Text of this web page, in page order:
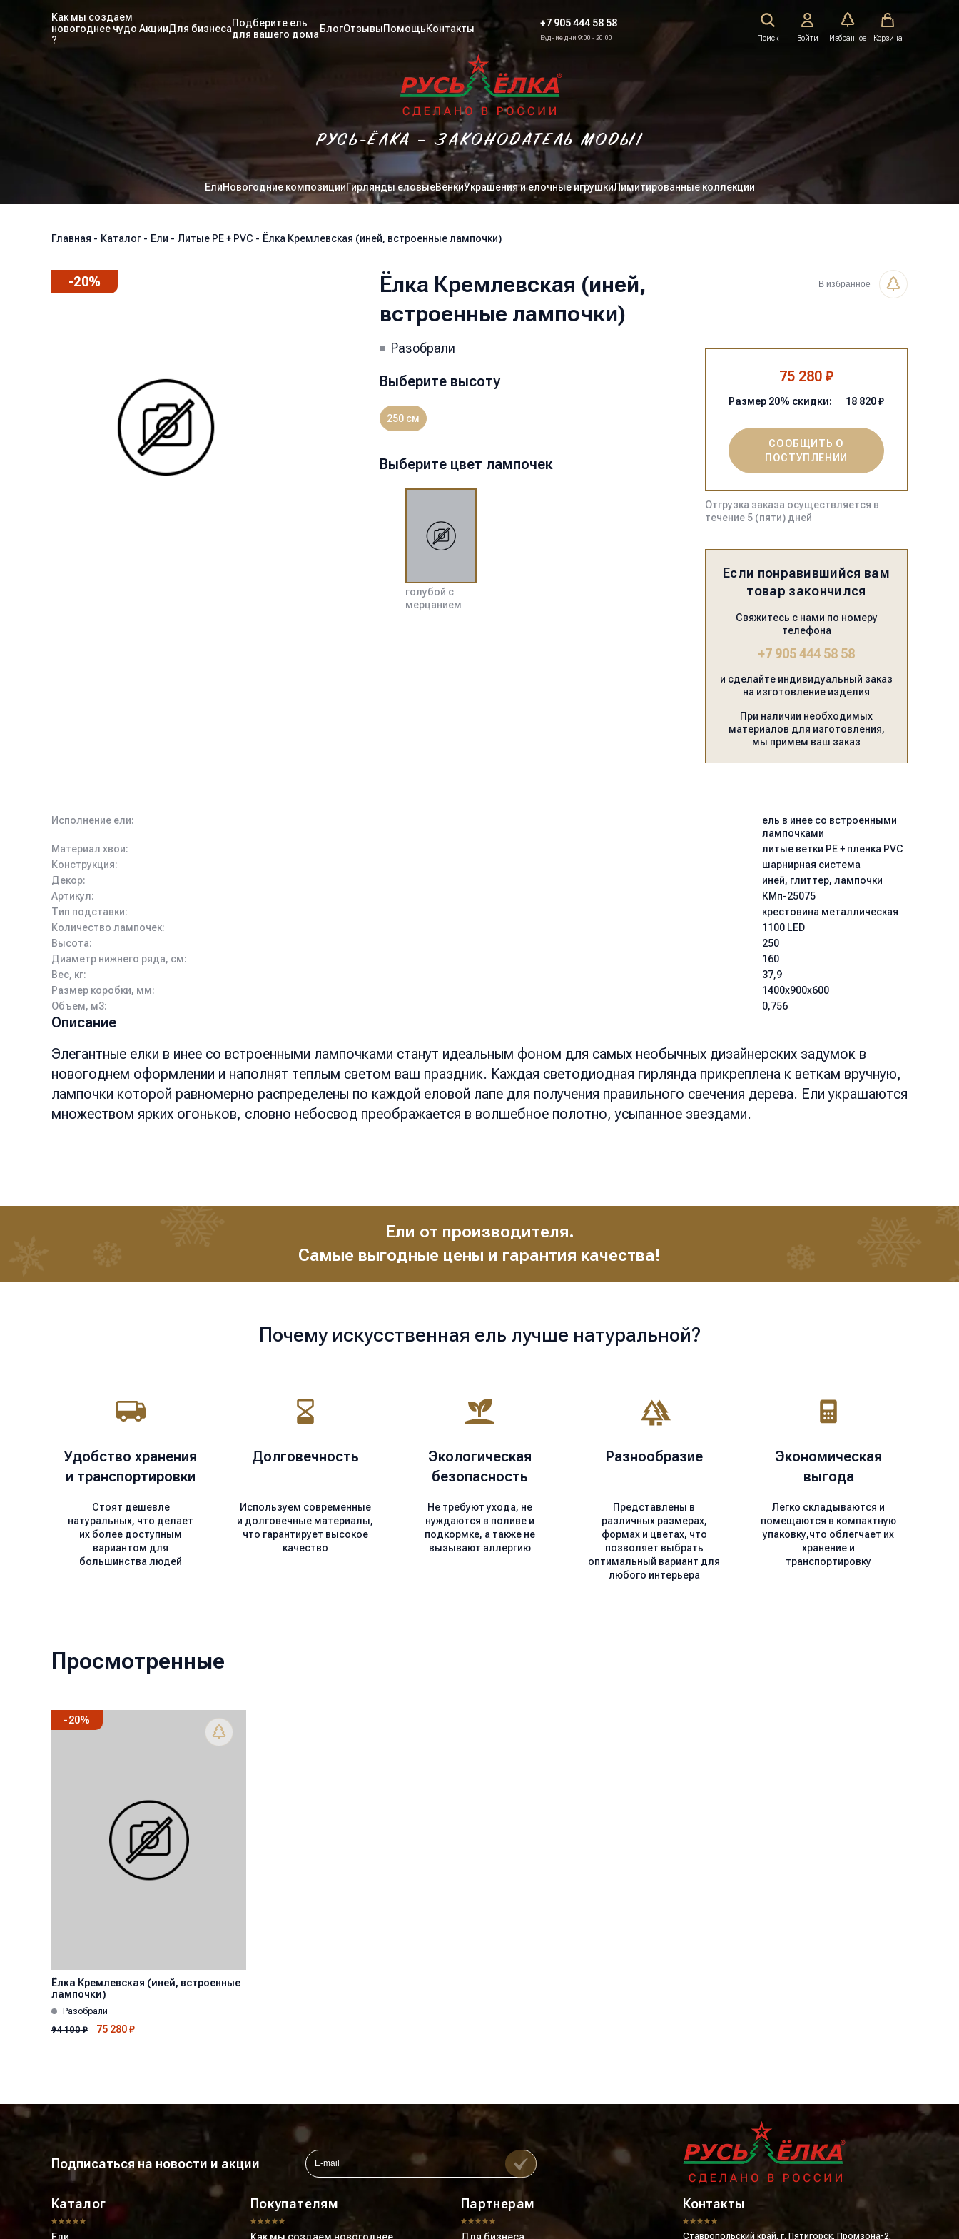
РУСЬ-ЁЛКА – ЗАКОНОДАТЕЛЬ МОДЫ!
Как мы создаем
новогоднее чудо
?
АкцииДля бизнесаПодберите ель
для вашего дома БлогОтзывыПомощьКонтакты +7 905 444 58 58
Будние дни 9:00 - 20:00 Поиск Войти Избранное Корзина
ЕлиНовогодние композицииГирлянды еловыеВенкиУкрашения и елочные игрушкиЛимитированные коллекции
Главная - Каталог - Ели - Литые PE + PVC - Ёлка Кремлевская (иней, встроенные лампочки)
-20%
Ёлка Кремлевская (иней,
встроенные лампочки)
Разобрали
В избранное
Выберите цвет лампочек
голубой с
мерцанием
Выберите высоту
250 см
75 280 ₽
Размер 20% скидки: 18 820₽
СООБЩИТЬ О
ПОСТУПЛЕНИИ
Отгрузка заказа осуществляется в
течение 5 (пяти) дней
Если понравившийся вам
товар закончился
Свяжитесь с нами по номеру
телефона
+7 905 444 58 58
и сделайте индивидуальный заказ
на изготовление изделия
При наличии необходимых
материалов для изготовления,
мы примем ваш заказ
Исполнение ели:
ель в инее со встроенными
лампочками
Материал хвои:
литые ветки PE + пленка PVC
Конструкция:
шарнирная система
Декор:
иней, глиттер, лампочки
Артикул:
КМп-25075
Тип подставки:
крестовина металлическая
Количество лампочек:
1100 LED
Высота:
250
Диаметр нижнего ряда, см:
160
Вес, кг:
37,9
Размер коробки, мм:
1400x900x600
Объем, м3:
0,756
Описание
Элегантные елки в инее со встроенными лампочками станут идеальным фоном для самых необычных дизайнерских задумок в
новогоднем оформлении и наполнят теплым светом ваш праздник. Каждая светодиодная гирлянда прикреплена к веткам вручную,
лампочки которой равномерно распределены по каждой еловой лапе для получения правильного свечения дерева. Ели украшаются
множеством ярких огоньков, словно небосвод преображается в волшебное полотно, усыпанное звездами.
Ели от производителя.
Самые выгодные цены и гарантия качества!
Почему искусственная ель лучше натуральной?
Удобство хранения
и транспортировки
Стоят дешевле
натуральных, что делает
их более доступным
вариантом для
большинства людей
Долговечность
Используем современные
и долговечные материалы,
что гарантирует высокое
качество
Экологическая
безопасность
Не требуют ухода, не
нуждаются в поливе и
подкормке, а также не
вызывают аллергию
Разнообразие
Представлены в
различных размерах,
формах и цветах, что
позволяет выбрать
оптимальный вариант для
любого интерьера
Экономическая
выгода
Легко складываются и
помещаются в компактную
упаковку,что облегчает их
хранение и
транспортировку
Просмотренные
-20%
Ёлка Кремлевская (иней, встроенные
лампочки)
Разобрали
94 100₽ 75 280₽
Подписаться на новости и акции
Каталог Покупателям Партнерам Контакты
Ставропольский край, г. Пятигорск, Промзона-2,